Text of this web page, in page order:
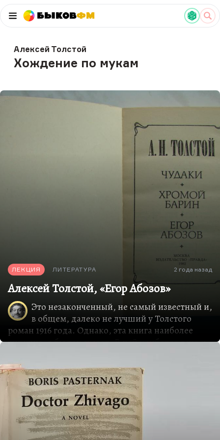
БыковФМ
Алексей Толстой
Хождение по мукам
ЛЕКЦИЯ ЛИТЕРАТУРА 2 года назад
Алексей Толстой, «Егор Абозов»
Это незаконченный, не самый известный и,
в общем, далеко не лучший у Толстого
роман 1916 года. Однако, эта книга наиболее
типична, я бы так сказал. В ней наиболее ясно и
он был в Петербурге. В Москве, вероятно, он
имел другой вид: как-никак в Москве было
побольше спокойствия, рациональности,
реалистов, был знаменитый кружок Телешова и
Бунина «Среда», в котором была гораздо более
здоровая атмосфера, чем в кабаке «Бродячая
собака», который выведен у Толстого под